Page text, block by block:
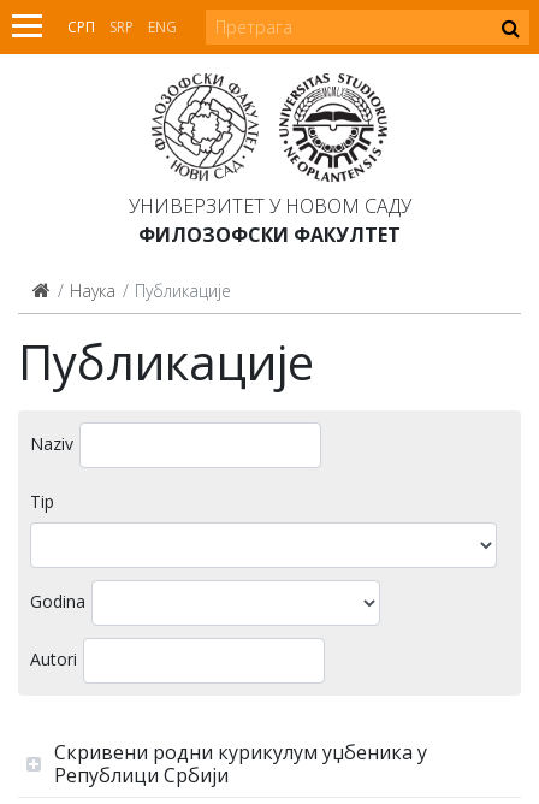
СРП SRP ENG
УНИВЕРЗИТЕТ У НОВОМ САДУ
ФИЛОЗОФСКИ ФАКУЛТЕТ
Наука Публикације
Публикације
Naziv
Tip
Godina
Autori
Скривени родни курикулум уџбеника у
Републици Србији